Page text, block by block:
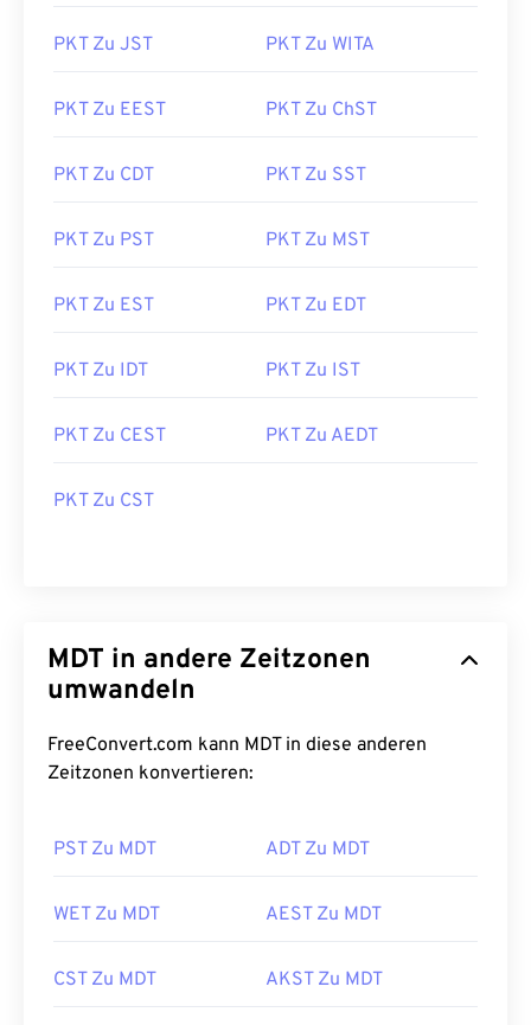
PKT Zu JST PKT Zu WITA
PKT Zu EEST PKT Zu ChST
PKT Zu CDT PKT Zu SST
PKT Zu PST PKT Zu MST
PKT Zu EST PKT Zu EDT
PKT Zu IDT PKT Zu IST
PKT Zu CEST PKT Zu AEDT
PKT Zu CST
MDT in andere Zeitzonen
umwandeln
FreeConvert.com kann MDT in diese anderen
Zeitzonen konvertieren:
PST Zu MDT ADT Zu MDT
WET Zu MDT AEST Zu MDT
CST Zu MDT AKST Zu MDT